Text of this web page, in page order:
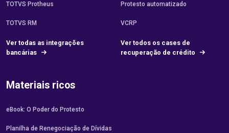
TOTVS Protheus
TOTVS RM
Ver todas as integrações
bancárias
Protesto automatizado
VCRP
Ver todos os cases de
recuperação de crédito
Materiais ricos
eBook: O Poder do Protesto
Planilha de Renegociação de Dívidas